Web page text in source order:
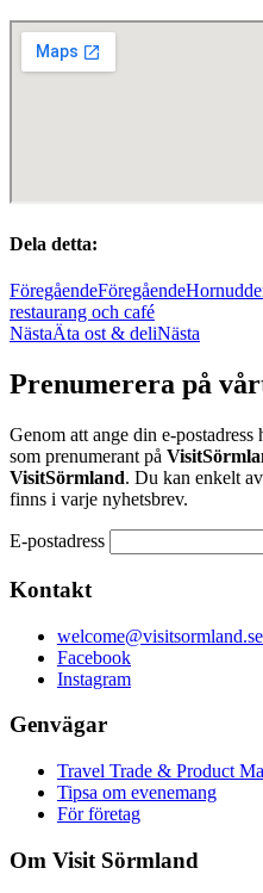
Dela detta:
FöregåendeFöregående
restaurang och café
NästaÄta ost & deliNästa
Prenumerera på
Genom att ange din e-
som prenumerant på
VisitSörmland. Du kan enkelt
finns i varje nyhetsbrev.
E-postadress
Kontakt
welcome@visitsormland.se
Facebook
Instagram
Genvägar
Travel Trade & Product
Tipsa om evenemang
För företag
Om Visit Sörmland